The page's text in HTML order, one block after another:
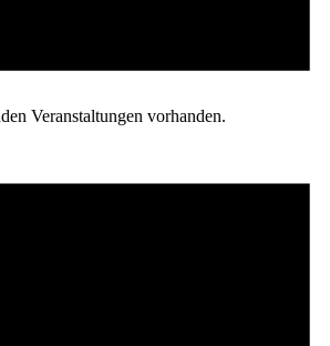
Veranstaltungen vorhanden.